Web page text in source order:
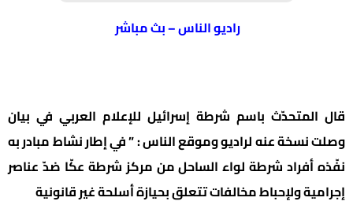
راديو الناس – بث مباشر
قال المتحدّث باسم شرطة إسرائيل للإعلام العربي في بيان
وصلت نسخة عنه لراديو وموقع الناس : ” في إطار نشاط مبادر به
نفّذه أفراد شرطة لواء الساحل من مركز شرطة عكّا ضدّ عناصر
إجرامية ولإحباط مخالفات تتعلق بحيازة أسلحة غير قانونية